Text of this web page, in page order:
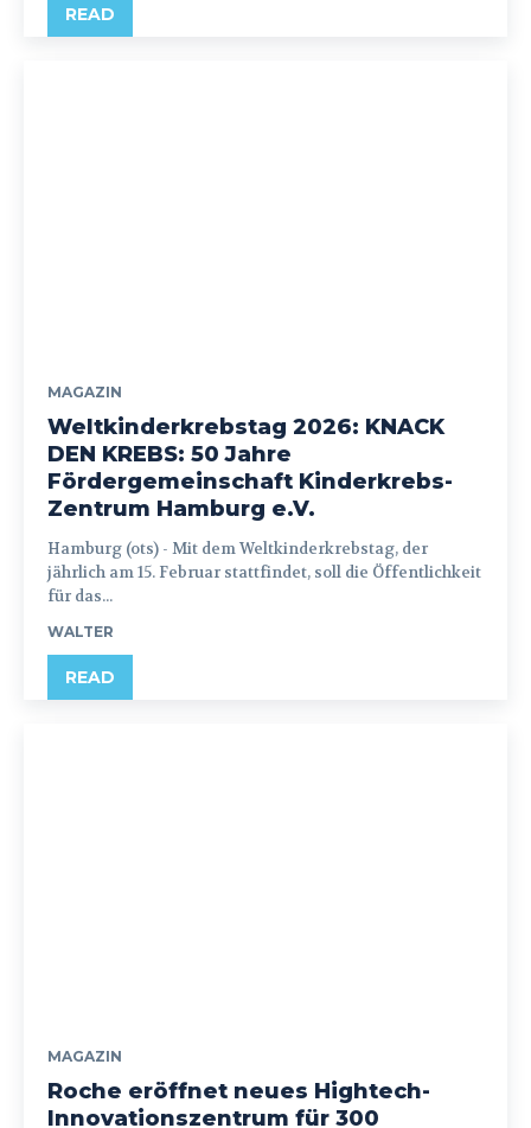
READ
MAGAZIN
Weltkinderkrebstag 2026: KNACK
DEN KREBS: 50 Jahre
Fördergemeinschaft Kinderkrebs-
Zentrum Hamburg e.V.
Hamburg (ots) - Mit dem Weltkinderkrebstag, der
jährlich am 15. Februar stattfindet, soll die Öffentlichkeit
für das...
WALTER
READ
MAGAZIN
Roche eröffnet neues Hightech-
Innovationszentrum für 300